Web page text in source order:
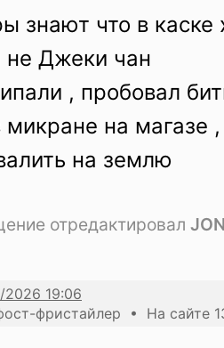
знают что в каске
не Джеки чан
, пробовал
микране на магазе
на землю
отредактировал
фристайлер • На сайте